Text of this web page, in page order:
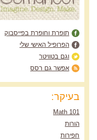
תופרת וחופרת בפייסבוק
הפרופיל האישי שלי
וגם בטוויטר
אפשר גם רסס
בעיקר:
Math 101
הורות
חפירות